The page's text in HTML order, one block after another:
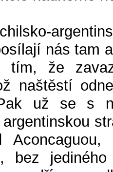
nás tam
tím, že
naštěstí
už se s
bez